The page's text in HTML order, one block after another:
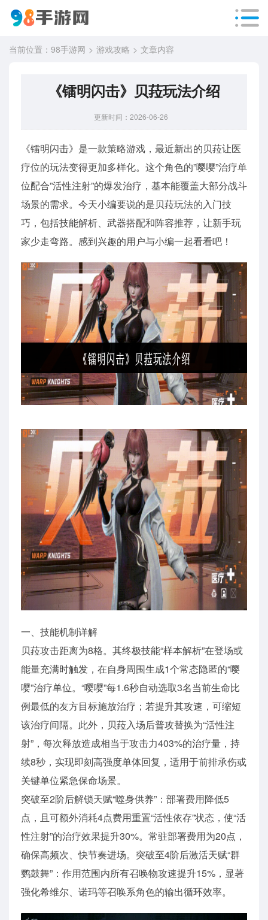
当前位置： 98手游网 游戏攻略 文章内容
《镭明闪击》贝菈玩法介绍
更新时间：2026-06-26
《镭明闪击》是一款策略游戏，最近新出的贝菈让医
疗位的玩法变得更加多样化。这个角色的”嘤嘤”治疗单
位配合”活性注射”的爆发治疗，基本能覆盖大部分战斗
场景的需求。今天小编要说的是贝菈玩法的入门技
巧，包括技能解析、武器搭配和阵容推荐，让新手玩
家少走弯路。感到兴趣的用户与小编一起看看吧！
一、技能机制详解
贝菈攻击距离为8格。其终极技能“样本解析”在登场或
能量充满时触发，在自身周围生成1个常态隐匿的“嘤
嘤”治疗单位。“嘤嘤”每1.6秒自动选取3名当前生命比
例最低的友方目标施放治疗；若提升其攻速，可缩短
该治疗间隔。此外，贝菈入场后普攻替换为“活性注
射”，每次释放造成相当于攻击力403%的治疗量，持
续8秒，实现即刻高强度单体回复，适用于前排承伤或
关键单位紧急保命场景。
突破至2阶后解锁天赋“噬身供养”：部署费用降低5
点，且可额外消耗4点费用重置“活性依存”状态，使“活
性注射”的治疗效果提升30%。常驻部署费用为20点，
确保高频次、快节奏进场。突破至4阶后激活天赋“群
鹦鼓舞”：作用范围内所有召唤物攻速提升15%，显著
强化希维尔、诺玛等召唤系角色的输出循环效率。